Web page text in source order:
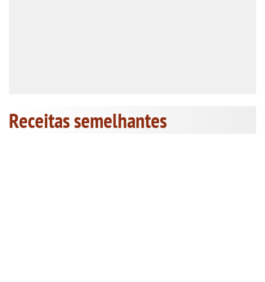
Receitas semelhantes